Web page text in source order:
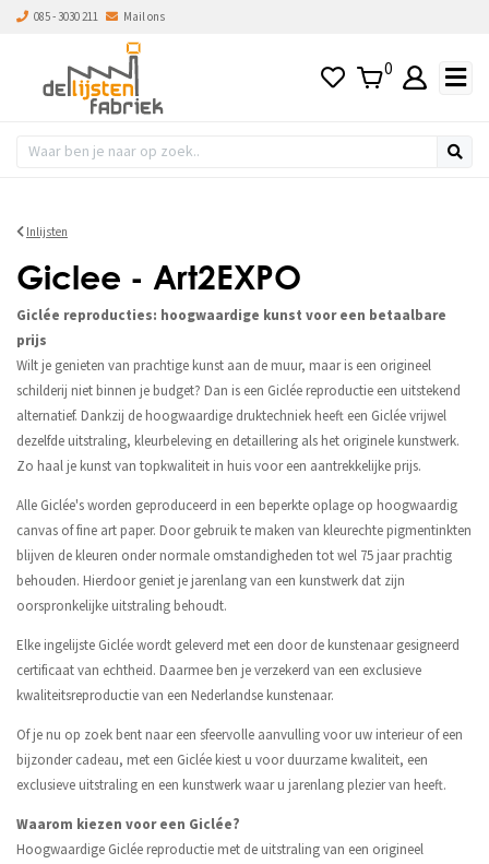
085 - 3030 211 Mail ons
0
Inlijsten
Giclee - Art2EXPO
Giclée reproducties: hoogwaardige kunst voor een betaalbare
prijs
Wilt je genieten van prachtige kunst aan de muur, maar is een origineel
schilderij niet binnen je budget? Dan is een Giclée reproductie een uitstekend
alternatief. Dankzij de hoogwaardige druktechniek heeft een Giclée vrijwel
dezelfde uitstraling, kleurbeleving en detaillering als het originele kunstwerk.
Zo haal je kunst van topkwaliteit in huis voor een aantrekkelijke prijs.
Alle Giclée's worden geproduceerd in een beperkte oplage op hoogwaardig
canvas of fine art paper. Door gebruik te maken van kleurechte pigmentinkten
blijven de kleuren onder normale omstandigheden tot wel 75 jaar prachtig
behouden. Hierdoor geniet je jarenlang van een kunstwerk dat zijn
oorspronkelijke uitstraling behoudt.
Elke ingelijste Giclée wordt geleverd met een door de kunstenaar gesigneerd
certificaat van echtheid. Daarmee ben je verzekerd van een exclusieve
kwaliteitsreproductie van een Nederlandse kunstenaar.
Of je nu op zoek bent naar een sfeervolle aanvulling voor uw interieur of een
bijzonder cadeau, met een Giclée kiest u voor duurzame kwaliteit, een
exclusieve uitstraling en een kunstwerk waar u jarenlang plezier van heeft.
Waarom kiezen voor een Giclée?
Hoogwaardige Giclée reproductie met de uitstraling van een origineel